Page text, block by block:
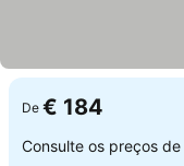
De € 184
Consulte os preços de